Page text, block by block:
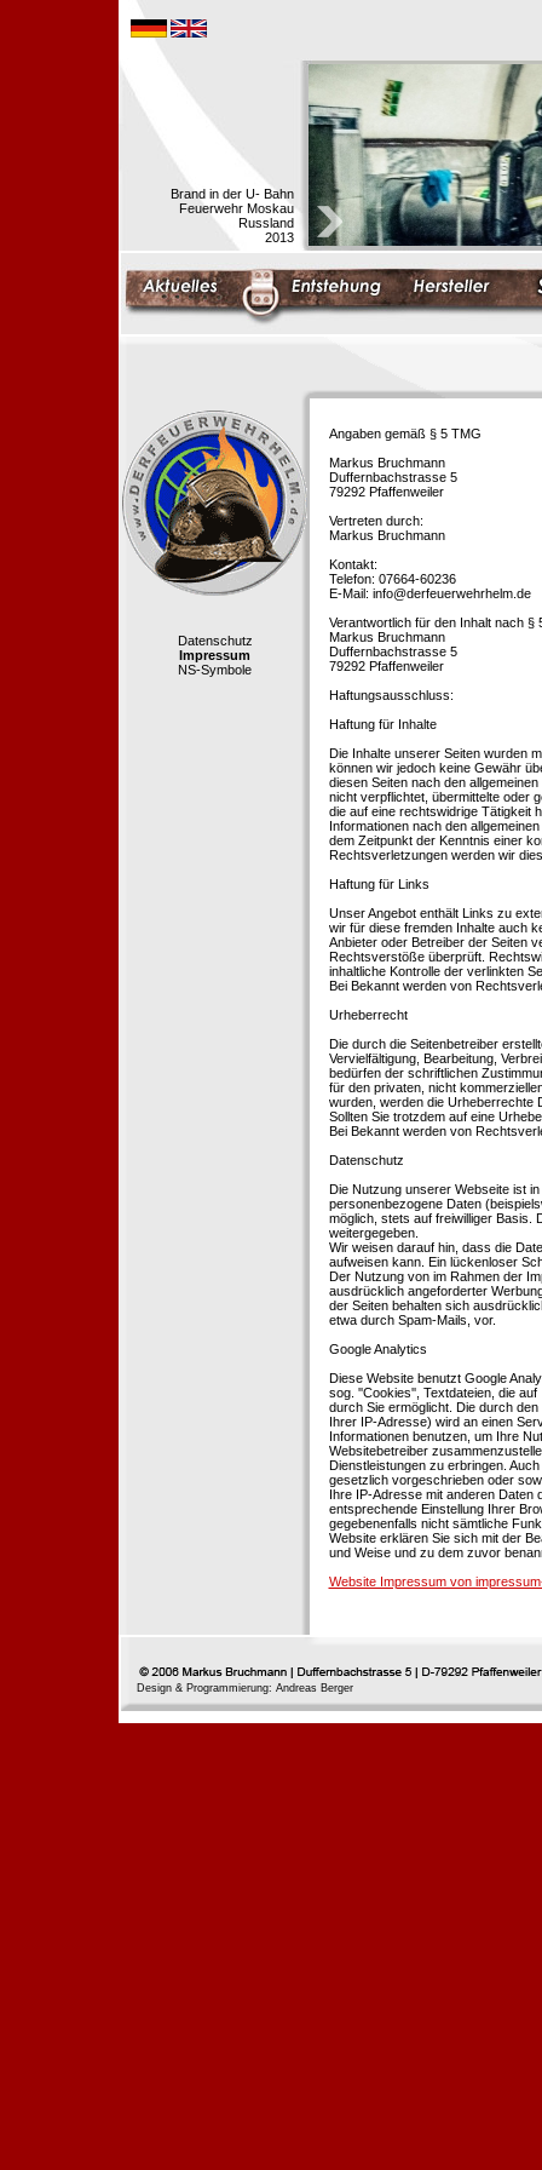
Brand in der U- Bahn
Feuerwehr Moskau
Russland
2013
Datenschutz
Impressum
NS-Symbole
Angaben gemäß § 5 TMG
Markus Bruchmann
Duffernbachstrasse 5
79292 Pfaffenweiler
Vertreten durch:
Markus Bruchmann
Kontakt:
Telefon: 07664-60236
E-Mail: info@derfeuerwehrhelm.de
Verantwortlich für den Inhalt nach §
Markus Bruchmann
Duffernbachstrasse 5
79292 Pfaffenweiler
Haftungsausschluss:
Haftung für Inhalte
Die Inhalte unserer Seiten wurden
können wir jedoch keine Gewähr
diesen Seiten nach den
nicht verpflichtet, übermittelte oder
die auf eine rechtswidrige Tätigkeit
Informationen nach den
dem Zeitpunkt der Kenntnis einer
Rechtsverletzungen werden wir
Haftung für Links
Unser Angebot enthält Links zu
wir für diese fremden Inhalte auch
Anbieter oder Betreiber der Seiten
Rechtsverstöße überprüft.
inhaltliche Kontrolle der verlinkten
Bei Bekannt werden von
Urheberrecht
Die durch die Seitenbetreiber
Vervielfältigung, Bearbeitung,
bedürfen der schriftlichen
für den privaten, nicht
wurden, werden die Urheberrechte
Sollten Sie trotzdem auf eine
Bei Bekannt werden von
Datenschutz
Die Nutzung unserer Webseite ist
personenbezogene Daten
möglich, stets auf freiwilliger Basis.
weitergegeben.
Wir weisen darauf hin, dass die
aufweisen kann. Ein lückenloser
Der Nutzung von im Rahmen der
ausdrücklich angeforderter
der Seiten behalten sich
etwa durch Spam-Mails, vor.
Google Analytics
Diese Website benutzt Google
sog. ''Cookies'', Textdateien, die
durch Sie ermöglicht. Die durch
Ihrer IP-Adresse) wird an einen
Informationen benutzen, um Ihre
Websitebetreiber
Dienstleistungen zu erbringen.
gesetzlich vorgeschrieben oder
Ihre IP-Adresse mit anderen Daten
entsprechende Einstellung Ihrer
gegebenenfalls nicht sämtliche
Website erklären Sie sich mit der
und Weise und zu dem zuvor
Website Impressum von
Design & Programmierung: Andreas Berger